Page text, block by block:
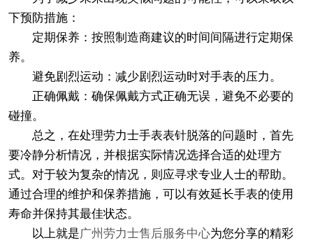
下预防措施：
定期保养：按照制造商建议的时间间隔进行定期保
养。
避免剧烈运动：减少剧烈运动时对手表的压力。
正确佩戴：确保佩戴方式正确无误，避免不必要的
碰撞。
总之，在处理劳力士手表表针脱落的问题时，首先
要冷静分析情况，并根据实际情况选择合适的处理方
式。对于较为复杂的情况，则应寻求专业人士的帮助。
通过合理的维护和保养措施，可以有效延长手表的使用
寿命并保持其最佳状态。
以上就是广州劳力士售后服务中心为您分享的精彩